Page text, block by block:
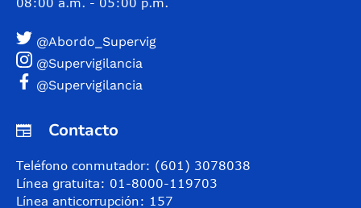
@Abordo_Supervig
@Supervigilancia
@Supervigilancia
Contacto
Teléfono conmutador: (601) 3078038
Línea gratuita: 01-8000-119703
Línea anticorrupción: 157